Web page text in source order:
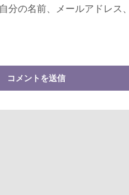
の名前、メールアドレス